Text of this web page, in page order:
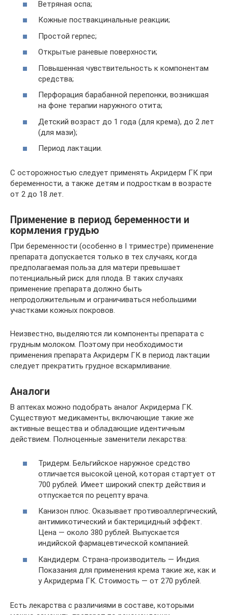
Ветряная оспа;
Кожные поствакцинальные реакции;
Простой герпес;
Открытые раневые поверхности;
Повышенная чувствительность к компонентам
средства;
Перфорация барабанной перепонки, возникшая
на фоне терапии наружного отита;
Детский возраст до 1 года (для крема), до 2 лет
(для мази);
Период лактации.
С осторожностью следует применять Акридерм ГК при
беременности, а также детям и подросткам в возрасте
от 2 до 18 лет.
Применение в период беременности и
кормления грудью
При беременности (особенно в I триместре) применение
препарата допускается только в тех случаях, когда
предполагаемая польза для матери превышает
потенциальный риск для плода. В таких случаях
применение препарата должно быть
непродолжительным и ограничиваться небольшими
участками кожных покровов.
Неизвестно, выделяются ли компоненты препарата с
грудным молоком. Поэтому при необходимости
применения препарата Акридерм ГК в период лактации
следует прекратить грудное вскармливание.
Аналоги
В аптеках можно подобрать аналог Акридерма ГК.
Существуют медикаменты, включающие такие же
активные вещества и обладающие идентичным
действием. Полноценные заменители лекарства:
Тридерм. Бельгийское наружное средство
отличается высокой ценой, которая стартует от
700 рублей. Имеет широкий спектр действия и
отпускается по рецепту врача.
Канизон плюс. Оказывает противоаллергический,
антимикотический и бактерицидный эффект.
Цена — около 380 рублей. Выпускается
индийской фармацевтической компанией.
Кандидерм. Страна-производитель — Индия.
Показания для применения крема такие же, как и
у Акридерма ГК. Стоимость — от 270 рублей.
Есть лекарства с различиями в составе, которыми